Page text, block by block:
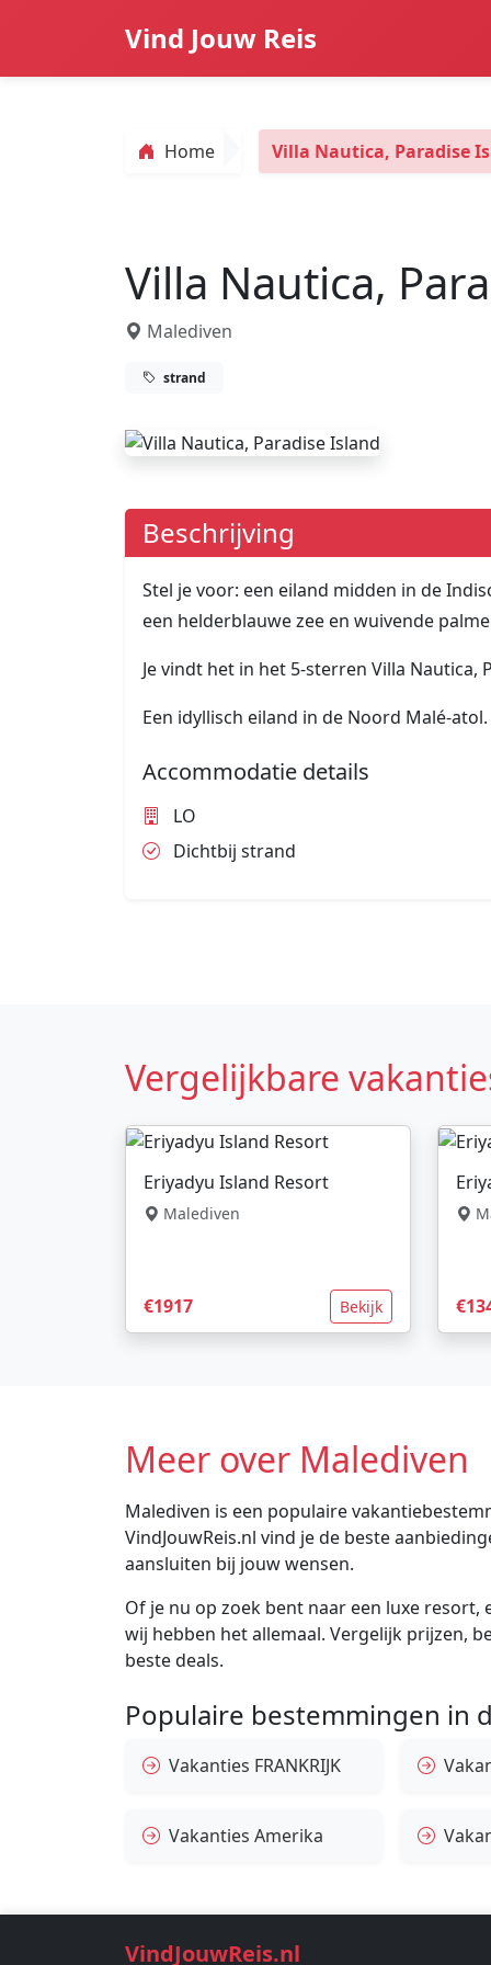
Vind Jouw Reis
Home Villa Nautica, Paradise
Villa Nautica,
Malediven
strand
Beschrijving
Stel je voor: een eiland midden in de
een helderblauwe zee en wuivende
Je vindt het in het 5-sterren Villa Nautica,
Een idyllisch eiland in de Noord Malé-atol.
Accommodatie details
LO
Dichtbij strand
Vergelijkbare
Eriyadyu Island Resort
Malediven
€1917 Bekijk
Meer over Malediven
Malediven is een populaire
VindJouwReis.nl vind je de beste
aansluiten bij jouw wensen.
Of je nu op zoek bent naar een luxe
wij hebben het allemaal. Vergelijk prijzen,
beste deals.
Populaire bestemmingen in
Vakanties FRANKRIJK
Vakanties Amerika
VindJouwReis.nl